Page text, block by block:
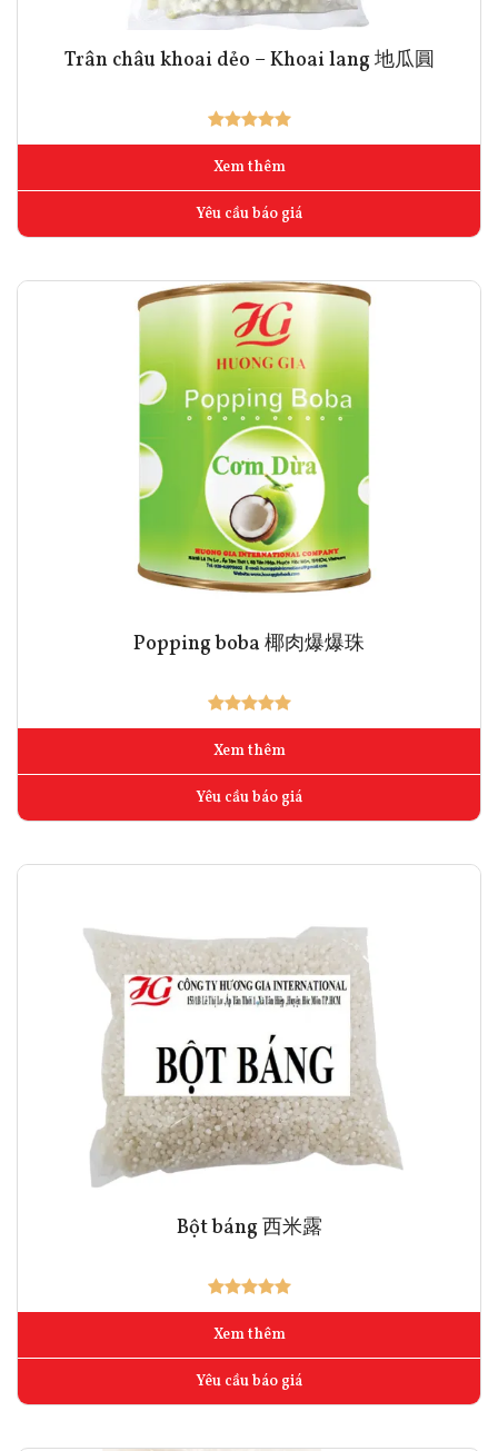
Trân châu khoai dẻo – Khoai lang 地瓜圓
Xem thêm
Yêu cầu báo giá
Popping boba 椰肉爆爆珠
Xem thêm
Yêu cầu báo giá
Bột báng 西米露
Xem thêm
Yêu cầu báo giá